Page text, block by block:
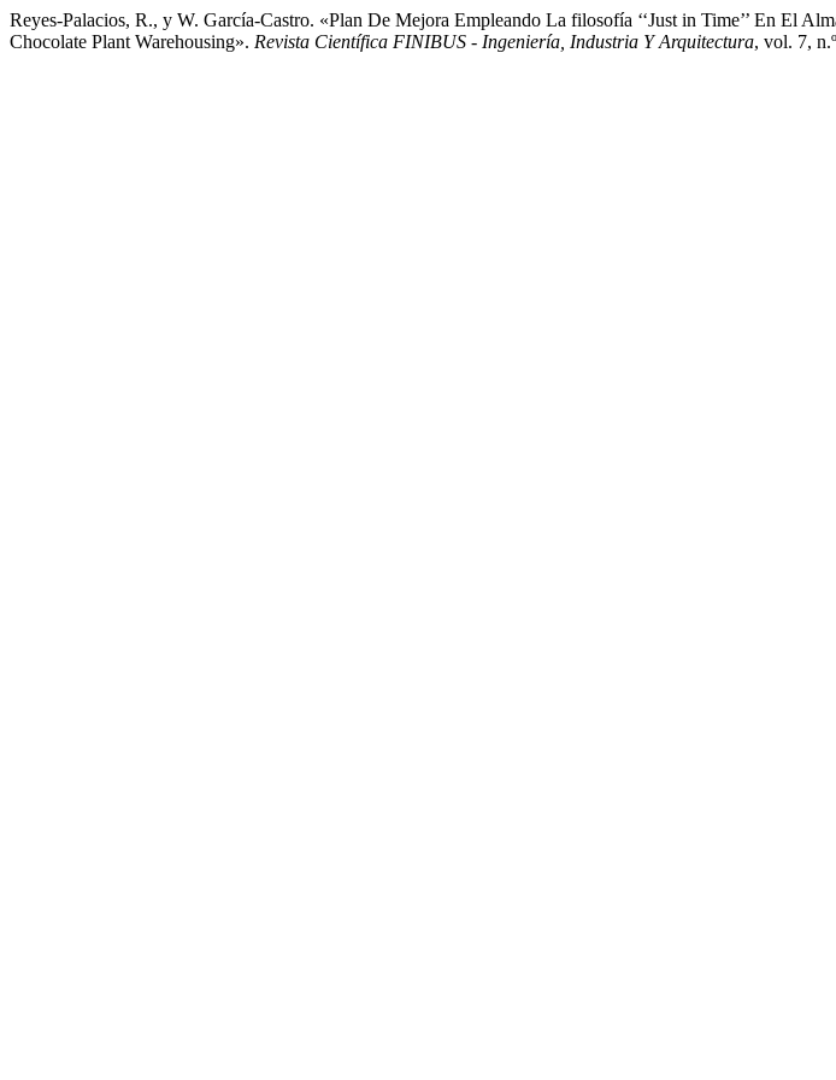
Reyes-Palacios, R., y W. García-Castro. «Plan De Mejora Empleando La filosofía ‘‘Just in Time’’ En El
Chocolate Plant Warehousing». Revista Científica FINIBUS - Ingeniería, Industria Y Arquitectura, vol. 7,